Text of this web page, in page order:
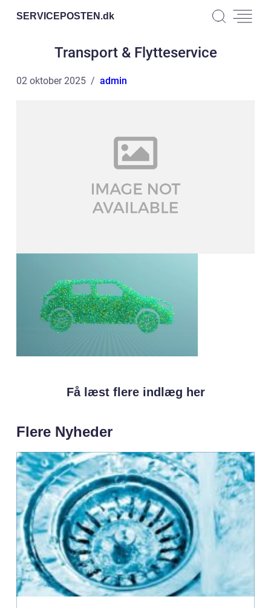
SERVICEPOSTEN.dk
Transport & Flytteservice
02 oktober 2025 admin
Få læst flere indlæg her
Flere Nyheder